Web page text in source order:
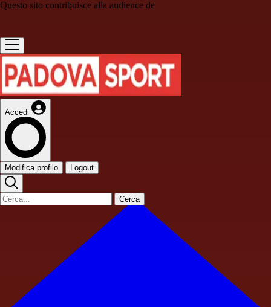
Questo sito contribuisce alla audience de
Accedi
Modifica profilo Logout
Cerca